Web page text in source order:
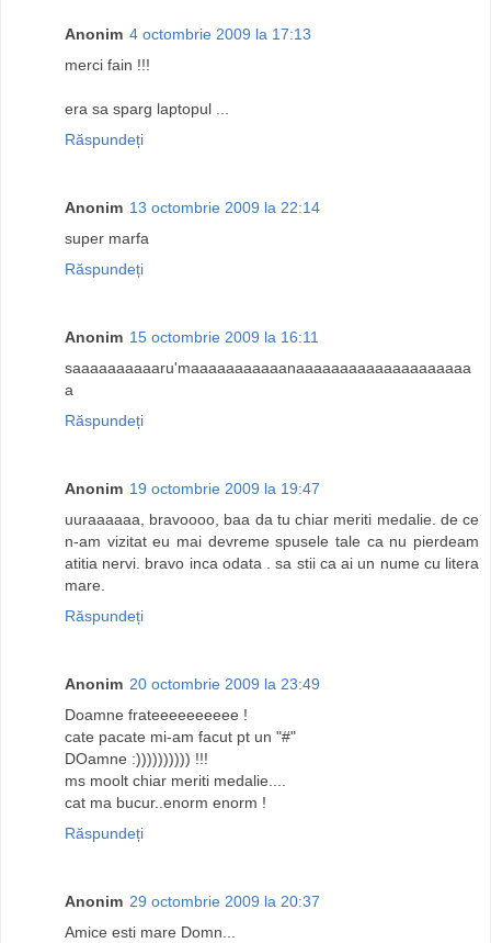
Anonim 4 octombrie 2009 la 17:13
merci fain !!!
era sa sparg laptopul ...
Răspundeți
Anonim 13 octombrie 2009 la 22:14
super marfa
Răspundeți
Anonim 15 octombrie 2009 la 16:11
saaaaaaaaaaru'maaaaaaaaaaanaaaaaaaaaaaaaaaaaaaa
a
Răspundeți
Anonim 19 octombrie 2009 la 19:47
uuraaaaaa, bravoooo, baa da tu chiar meriti medalie. de ce
n-am vizitat eu mai devreme spusele tale ca nu pierdeam
atitia nervi. bravo inca odata . sa stii ca ai un nume cu litera
mare.
Răspundeți
Anonim 20 octombrie 2009 la 23:49
Doamne frateeeeeeeeee !
cate pacate mi-am facut pt un "#"
DOamne :)))))))))) !!!
ms moolt chiar meriti medalie....
cat ma bucur..enorm enorm !
Răspundeți
Anonim 29 octombrie 2009 la 20:37
Amice esti mare Domn...